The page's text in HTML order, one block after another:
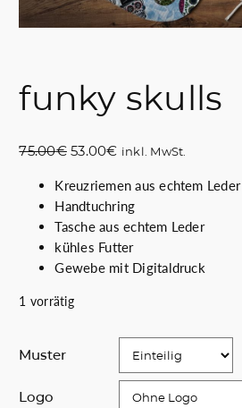
funky skulls
75.00€ U
s
p
r
ü
n
53.00€A
t
u
e
l
l
P
e
inkl. MwSt.
Kreuzriemen aus echtem Leder
Handtuchring
Tasche aus echtem Leder
kühles Futter
Gewebe mit Digitaldruck
1 vorrätig
Muster
Logo